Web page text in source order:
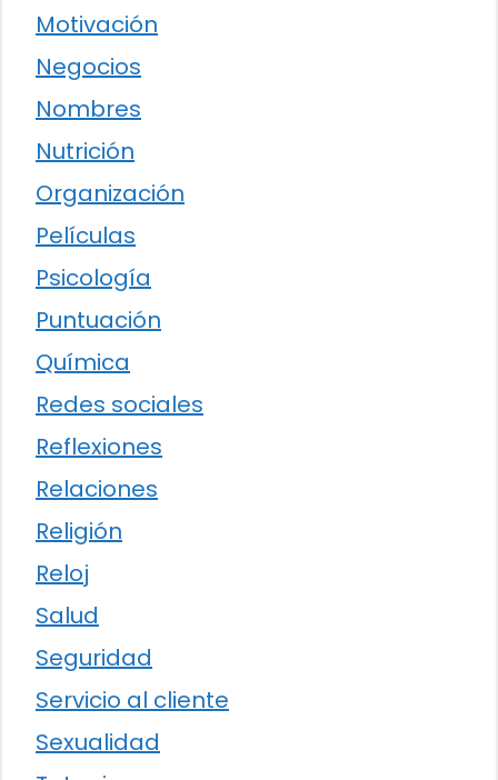
Motivación
Negocios
Nombres
Nutrición
Organización
Películas
Psicología
Puntuación
Química
Redes sociales
Reflexiones
Relaciones
Religión
Reloj
Salud
Seguridad
Servicio al cliente
Sexualidad